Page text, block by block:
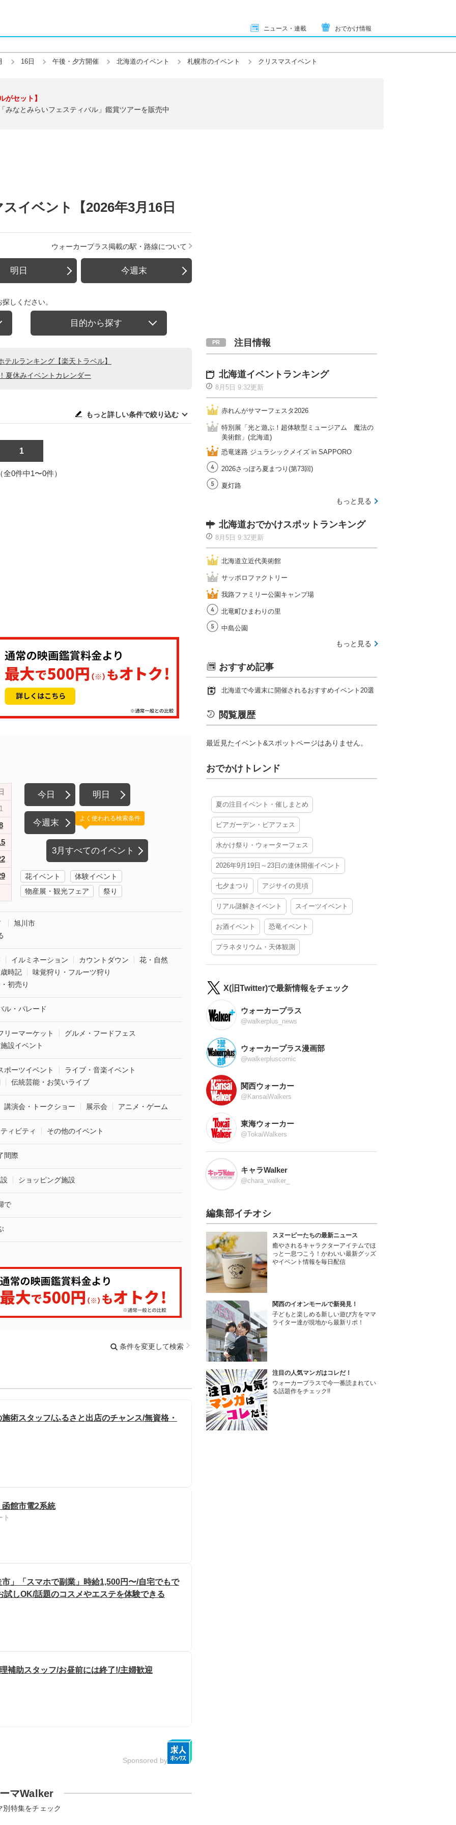
ニュース・連載 おでかけ情報
16日 午後・夕方開催 北海道のイベント 札幌市のイベント クリスマスイベント
がセット】
みなとみらいフェスティバル」鑑賞ツアーを販売中
イベント【2026年3月16日
ウォーカープラス掲載の駅・路線について
明日 今週末
しください。
目的から探す
ルランキング【楽天トラベル】
夏休みイベントカレンダー
もっと詳しい条件で絞り込む
1
全0件中1〜0件）
今日 明日
今週末
3月すべてのイベント
よく使われる検索条件
花イベント
体験イベント
物産展・観光フェア
祭り
旭川市
イルミネーション カウントダウン
花・自然
時記
味覚狩り・フルーツ狩り
初売り
ル・パレード
リーマーケット
グルメ・フードフェス
設イベント
ポーツイベント
ライブ・音楽イベント
伝統芸能・お笑いライブ
講演会・トークショー 展示会 アニメ・ゲーム
ィビティ その他のイベント
間際
ショッピング施設
で
条件を変更して検索
術スタッフ/ふるさと出店のチャンス/無資格・
館市電2系統
ト
」「スマホで副業」時給1,500円〜/自宅でもで
しOK/話題のコスメやエステを体験できる
補助スタッフ/お昼前には終了!/主婦歓迎
Sponsored by
マWalker
別特集をチェック
注目情報
北海道イベントランキング
8月5日 9:32更新
赤れんがサマーフェスタ2026
特別展「光と遊ぶ！超体験型ミュージアム 魔法の
美術館」(北海道)
恐竜迷路 ジュラシックメイズ in SAPPORO
2026さっぽろ夏まつり(第73回)
夏灯路
もっと見る
北海道おでかけスポットランキング
8月5日 9:32更新
北海道立近代美術館
サッポロファクトリー
我路ファミリー公園キャンプ場
北竜町ひまわりの里
中島公園
もっと見る
おすすめ記事
北海道で今週末に開催されるおすすめイベント20選
閲覧履歴
最近見たイベント&スポットページはありません。
おでかけトレンド
夏の注目イベント・催しまとめ
ビアガーデン・ビアフェス
水かけ祭り・ウォーターフェス
2026年9月19日～23日の連休開催イベント
七夕まつり アジサイの見頃
リアル謎解きイベント スイーツイベント
お酒イベント 恐竜イベント
プラネタリウム・天体観測
X(旧Twitter)で最新情報をチェック
ウォーカープラス
@walkerplus_news
ウォーカープラス漫画部
@walkerpluscomic
関西ウォーカー
@KansaiWalkers
東海ウォーカー
@TokaiWalkers
キャラWalker
@chara_walker_
編集部イチオシ
スヌーピーたちの最新ニュース
癒やされるキャラクターアイテムでほ
っと一息つこう！かわいい最新グッズ
やイベント情報を毎日配信
関西のイオンモールで新発見！
子どもと楽しめる新しい遊び方をママ
ライター達が現地から最新リポ！
注目の人気マンガはコレだ！
ウォーカープラスで今一番読まれてい
る話題作をチェック!!